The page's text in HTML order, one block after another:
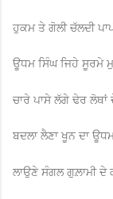
ਹੁਕਮ ਤੇ ਗੋਲੀ ਚੱਲਦੀ
ਊਧਮ ਸਿੰਘ ਜਿਹੇ ਸੂਰਮੇ
ਚਾਰੇ ਪਾਸੇ ਲੱਗੇ ਢੇਰ
ਬਦਲਾ ਲੈਣਾ ਖੂਨ ਦਾ
ਲਾਉਣੇ ਸੰਗਲ ਗੁਲ਼ਾਮੀ